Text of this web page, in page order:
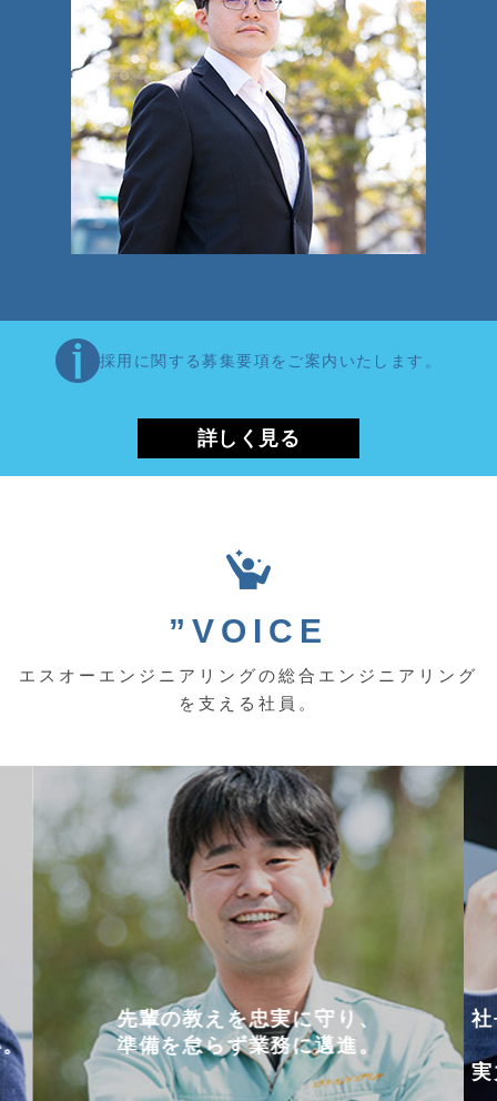
採用に関する募集要項をご案内いたします。
詳しく見る
”VOICE
エスオーエンジニアリングの総合エンジニアリング
を支える社員。
社長に魅せられてエスオーエンジニアリン
グへ。
実力をつけ、さらなる高みを目指したい。